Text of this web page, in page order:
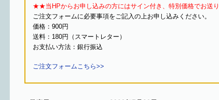
★★当HPからお申し込みの方にはサイン付き、特別価格でお送
ご注文フォームに必要事項をご記入の上お申し込みください。
価格：900円
送料：180円（スマートレター）
お支払い方法：銀行振込
ご注文フォームこちら>>